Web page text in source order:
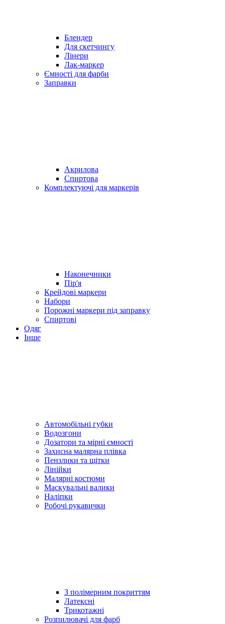
Блендер
Для скетчингу
Лінери
Лак-маркер
Ємності для фарби
Заправки
Акрилова
Спиртова
Комплектуючі для маркерів
Наконечники
Пір'я
Крейдові маркери
Набори
Порожні маркери під заправку
Спиртові
Одяг
Інше
Автомобільні губки
Водозгони
Дозатори та мірні ємності
Захисна малярна плівка
Пензлики та щітки
Лінійки
Малярні костюми
Маскувальні валики
Наліпки
Робочі рукавички
З полімерним покриттям
Латексні
Трикотажні
Розпилювачі для фарб